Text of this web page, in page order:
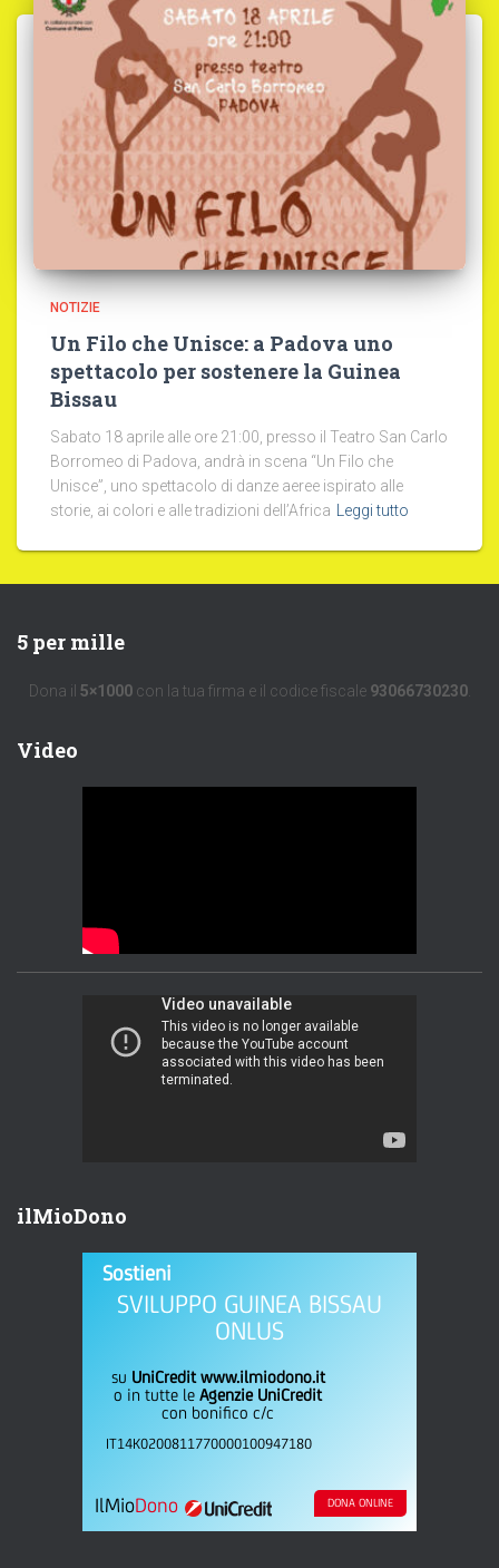
NOTIZIE
Un Filo che Unisce: a Padova uno
spettacolo per sostenere la Guinea
Bissau
Sabato 18 aprile alle ore 21:00, presso il Teatro San Carlo
Borromeo di Padova, andrà in scena “Un Filo che
Unisce”, uno spettacolo di danze aeree ispirato alle
storie, ai colori e alle tradizioni dell’Africa
Leggi tutto
5 per mille
Dona il 5×1000con la tua firma e il codice fiscale 93066730230.
Video
ilMioDono
Sostieni
SVILUPPO GUINEA BISSAU
ONLUS
su UniCredit www.ilmiodono.it
o in tutte le Agenzie UniCredit
con bonifico c/c
IT14K0200811770000100947180
DONA ONLINE
IlMioDono